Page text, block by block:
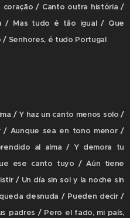
/ Canto outra história /
/ Mas tudo é tão igual / Que
Senhores, é tudo Portugal
/ Y haz un canto menos solo /
/ Aunque sea en tono menor /
al alma / Y demora tu
ese canto tuyo / Aún tiene
/ Un día sin sol y la noche sin
desnuda / Pueden decir /
padres / Pero el fado, mi país,